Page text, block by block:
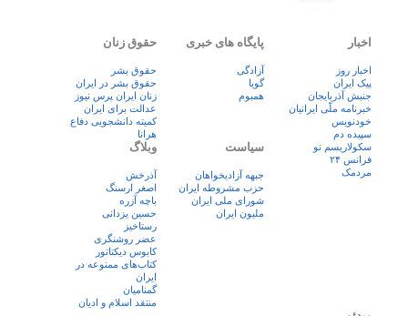
اخبار
اخبار روز
پيک ايران
جنبش آذربایجان
خبرنامه ملّی ایرانیان
خودنویس
سپیده دم
سکولاریسم نو
فرانس ۲۴
مردمک
پایگاه های خبری
آزادگی
گویا
همبوم
حقوق زنان
حقوق بشر
حقوق بشر در ایران
زنان ايران پرس نيوز
عدالت برای ایران
کمیته دانشجویی دفاع
هرانا
سیاست
جبهه آزادیخواهان
حزب مشروطه ایران
شورای ملی ایران
ملیون ایران
وبلاگ
آذرخش
اصغر ارسنگ
باچه آزره
حسین یزدانی
رستاخیز
عضر روشنگری
کابوس دیکتاتور
کتاب‌های ممنوعه در
ایران
گمنامیان
منتقد اسلام و ادیان